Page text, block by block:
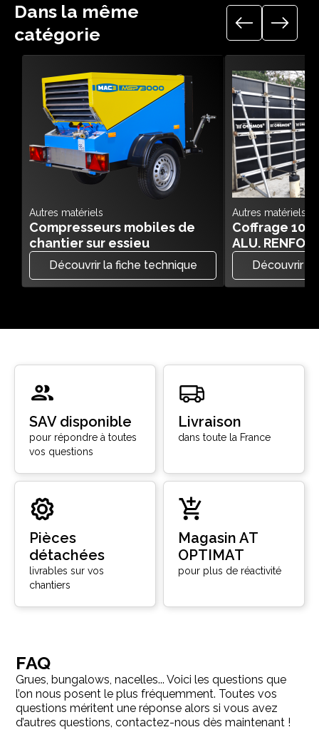
Dans la même
catégorie
Autres matériels
Compresseurs mobiles de
chantier sur essieu
Découvrir la fiche technique
Autres matériels
Coffrage
ALU.
Découvrir
SAV disponible
pour répondre à toutes
vos questions
Livraison
dans toute la France
Pièces
détachées
livrables sur vos
chantiers
Magasin AT
OPTIMAT
pour plus de réactivité
FAQ
Grues, bungalows, nacelles... Voici les questions que
l’on nous posent le plus fréquemment. Toutes vos
questions méritent une réponse alors si vous avez
d’autres questions, contactez-nous dès maintenant !